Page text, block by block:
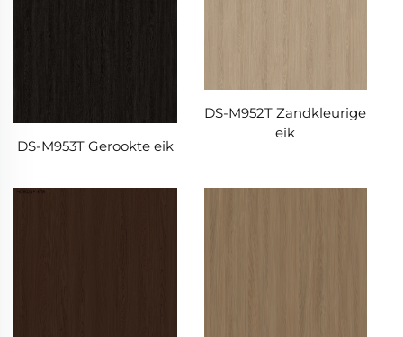
DS-M953T Gerookte eik
DS-M952T Zandkleurige
eik